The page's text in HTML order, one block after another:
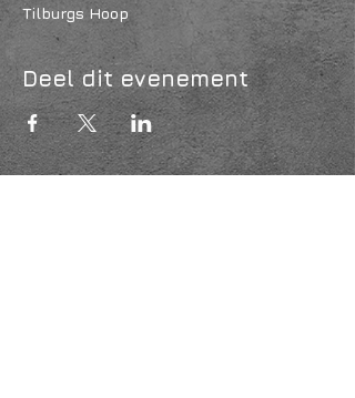
Tilburgs Hoop
Deel dit evenement